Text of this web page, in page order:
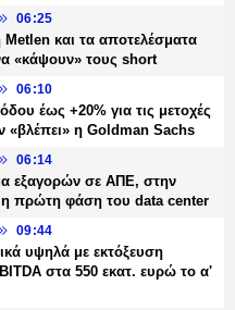
06:25
Metlen και τα αποτελέσματα
«κάψουν» τους short
06:10
έως +20% για τις μετοχές
«βλέπει» η Goldman Sachs
06:14
εξαγορών σε ΑΠΕ, στην
η πρώτη φάση του data center
09:44
υψηλά με εκτόξευση
στα 550 εκατ. ευρώ το α'